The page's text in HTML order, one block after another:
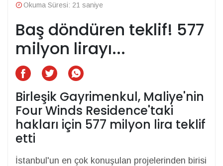
Okuma Süresi: 21 saniye
Baş döndüren teklif! 577
milyon lirayı...
Birleşik Gayrimenkul, Maliye'nin
Four Winds Residence'taki
hakları için 577 milyon lira teklif
etti
İstanbul'un en çok konuşulan projelerinden birisi